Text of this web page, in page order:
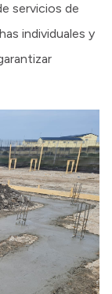
servicios de
individuales y